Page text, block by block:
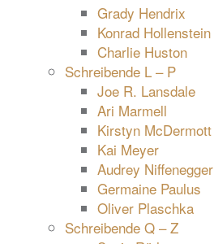
Grady Hendrix
Konrad Hollenstein
Charlie Huston
Schreibende L – P
Joe R. Lansdale
Ari Marmell
Kirstyn McDermott
Kai Meyer
Audrey Niffenegger
Germaine Paulus
Oliver Plaschka
Schreibende Q – Z